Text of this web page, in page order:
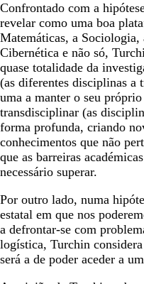
Confrontado com a
revelar como uma boa
Matemáticas, a
Cibernética e não só,
quase totalidade da
(as diferentes disciplinas a
uma a manter o seu
transdisciplinar (as
forma profunda, criando
conhecimentos que não
que as barreiras
necessário superar.
Por outro lado, numa
estatal em que nos
a defrontar-se com
logística, Turchin
será a de poder aceder a